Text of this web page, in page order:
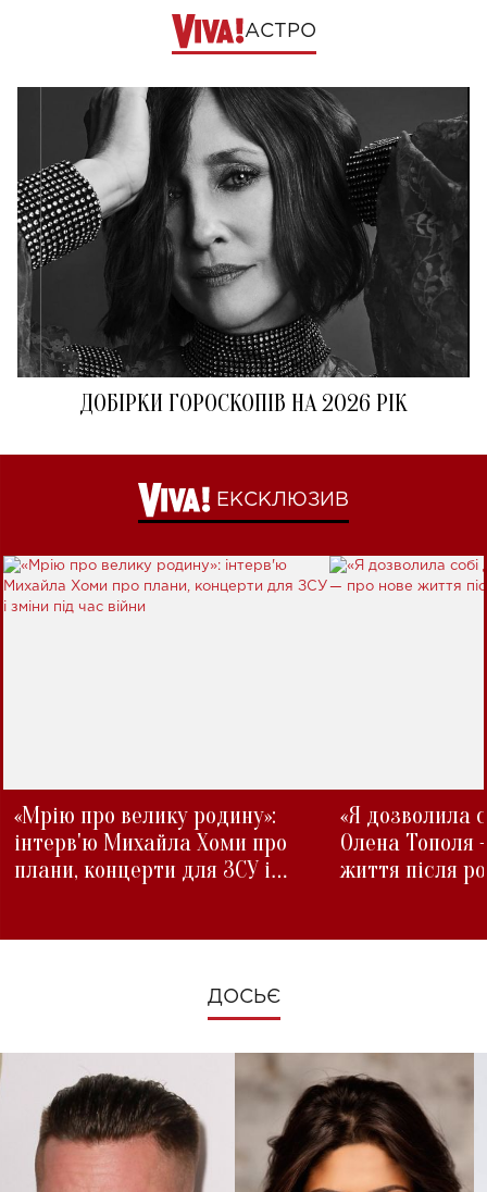
АСТРО
ДОБІРКИ ГОРОСКОПІВ НА 2026 РІК
ЕКСКЛЮЗИВ
«Мрію про велику родину»:
інтерв'ю Михайла Хоми про
плани, концерти для ЗСУ і
«Я дозволила
Олена Тополя
життя після
ДОСЬЄ